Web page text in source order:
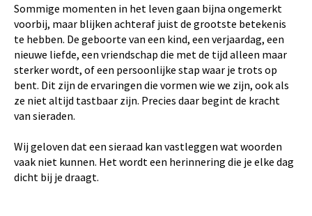
Sommige momenten in het leven gaan bijna ongemerkt
voorbij, maar blijken achteraf juist de grootste betekenis
te hebben. De geboorte van een kind, een verjaardag, een
nieuwe liefde, een vriendschap die met de tijd alleen maar
sterker wordt, of een persoonlijke stap waar je trots op
bent. Dit zijn de ervaringen die vormen wie we zijn, ook als
ze niet altijd tastbaar zijn. Precies daar begint de kracht
van sieraden.
Wij geloven dat een sieraad kan vastleggen wat woorden
vaak niet kunnen. Het wordt een herinnering die je elke dag
dicht bij je draagt.